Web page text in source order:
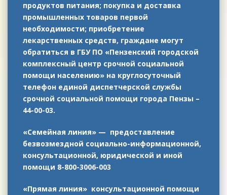
продуктов питания; покупка и доставка
промышленных товаров первой
необходимости; приобретение
лекарственных средств, граждане могут
обратиться в ГБУ ПО «Пензенский городской
комплексный центр срочной социальной
помощи населению» на круглосуточный
телефон единой диспетчерской службы
срочной социальной помощи города Пензы –
44-00-03.
«Семейная линия» — предоставление
безвозмездной социально-информационной,
консультационной, юридической и иной
помощи 8-800-3006-003
«Прямая линия» консультационной помощи